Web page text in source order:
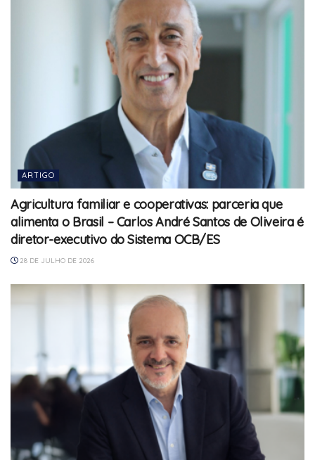
ARTIGO
Agricultura familiar e cooperativas: parceria que
alimenta o Brasil – Carlos André Santos de Oliveira é
diretor-executivo do Sistema OCB/ES
28 DE JULHO DE 2026